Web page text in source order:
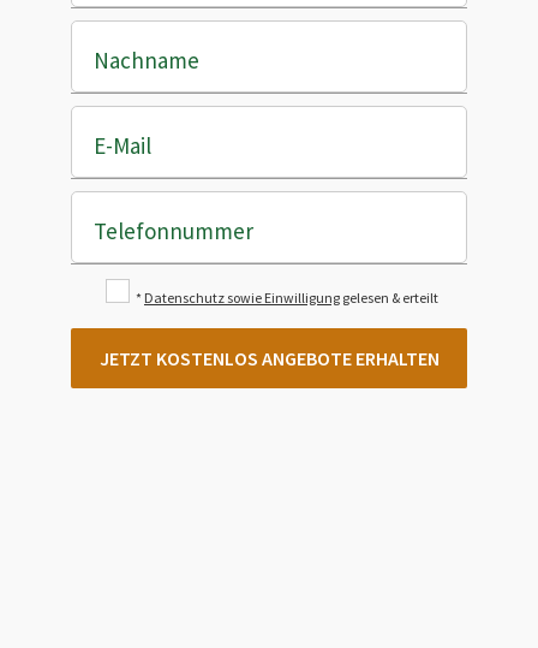
Nachname
E-Mail
Telefonnummer
* Datenschutz sowie Einwilligung gelesen & erteilt
JETZT KOSTENLOS ANGEBOTE ERHALTEN